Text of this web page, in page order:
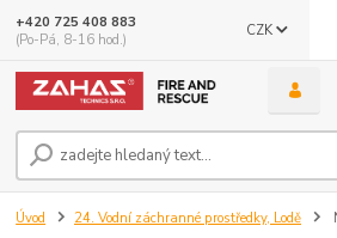
CZK
+420 725 408 883
(Po-Pá, 8-16 hod.)
Úvod 24. Vodní záchranné prostředky, Lodě